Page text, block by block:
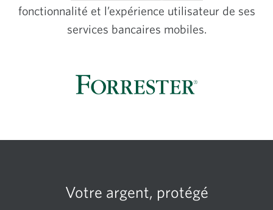
fonctionnalité et l’expérience utilisateur de ses
services bancaires mobiles.
Votre argent, protégé